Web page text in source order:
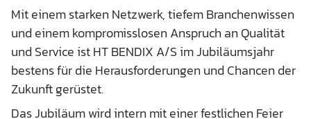
Mit einem starken Netzwerk, tiefem Branchenwissen
und einem kompromisslosen Anspruch an Qualität
und Service ist HT BENDIX A/S im Jubiläumsjahr
bestens für die Herausforderungen und Chancen der
Zukunft gerüstet.
Das Jubiläum wird intern mit einer festlichen Feier